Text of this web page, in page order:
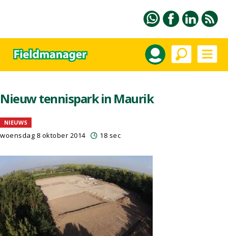
Nieuw tennispark in Maurik
NIEUWS
woensdag 8 oktober 2014 18 sec